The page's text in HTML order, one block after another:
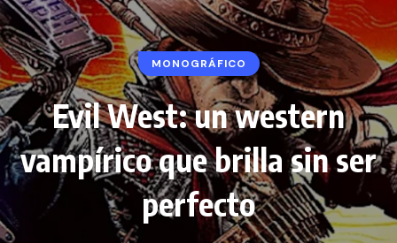
MONOGRÁFICO
Evil West: un western
vampírico que brilla sin ser
perfecto